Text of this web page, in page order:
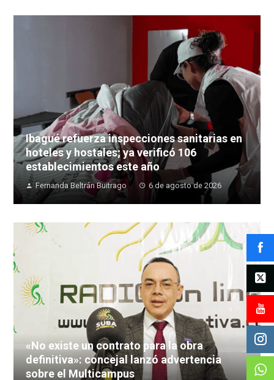
Ibagué refuerza inspecciones sanitarias en
hoteles y hostales; ya verificó 106
establecimientos este año
Fernanda Beltrán Buitrago 6 de agosto de 2026
«No existe un contrato para la obra
definitiva»: concejal lanzó advertencia
sobre el Multicampus